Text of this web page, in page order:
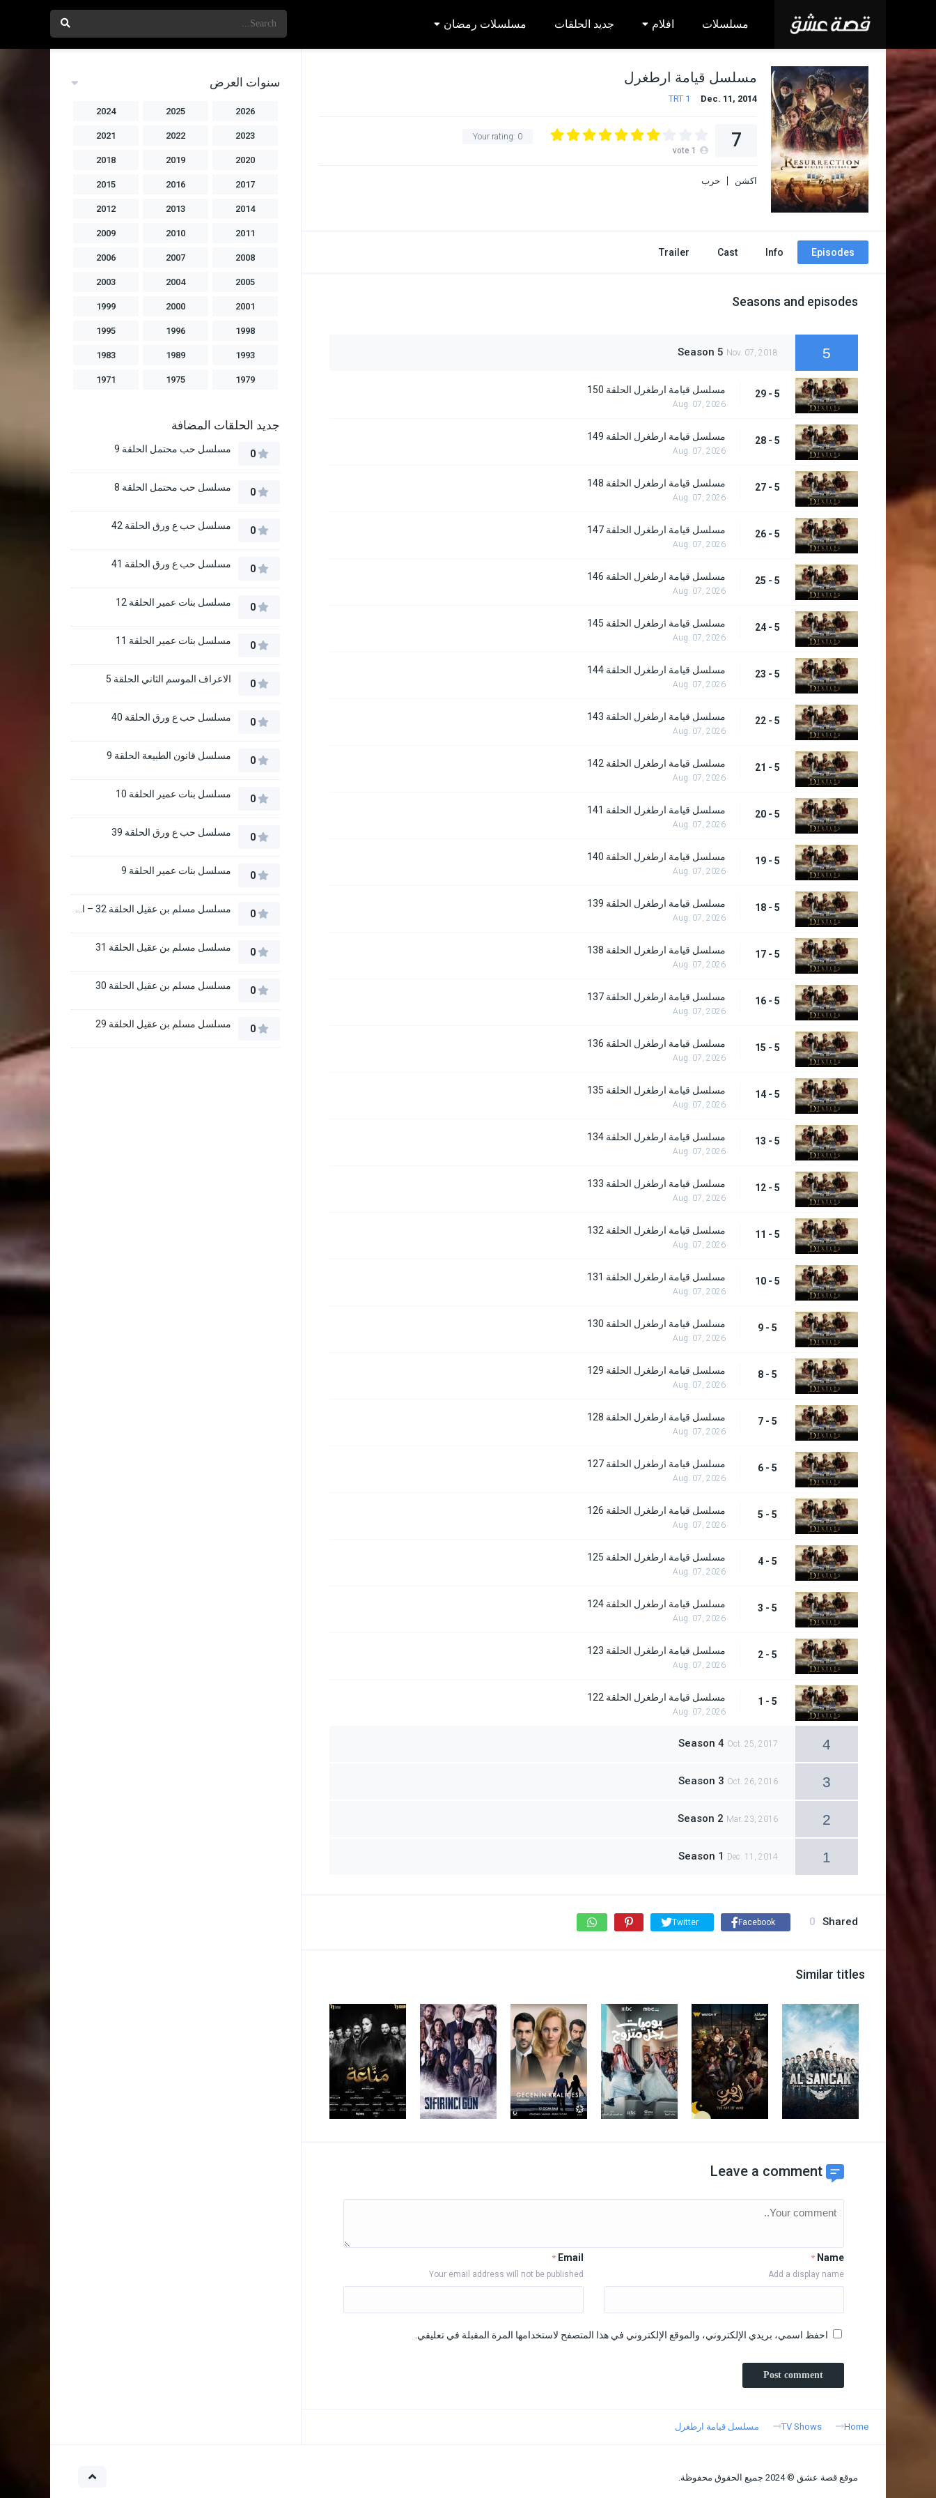
مسلسلات افلام جديد الحلقات مسلسلات رمضان
مسلسل قيامة ارطغرل
Dec. 11, 2014
TRT 1
Your rating: 0 7
1
vote
اكشن حرب
Episodes
Info
Cast
Trailer
Seasons and episodes
5
Season 5 Nov. 07, 2018
5 - 29 مسلسل قيامة ارطغرل الحلقة 150
Aug. 07, 2026
5 - 28 مسلسل قيامة ارطغرل الحلقة 149
Aug. 07, 2026
5 - 27 مسلسل قيامة ارطغرل الحلقة 148
Aug. 07, 2026
5 - 26 مسلسل قيامة ارطغرل الحلقة 147
Aug. 07, 2026
5 - 25 مسلسل قيامة ارطغرل الحلقة 146
Aug. 07, 2026
5 - 24 مسلسل قيامة ارطغرل الحلقة 145
Aug. 07, 2026
5 - 23 مسلسل قيامة ارطغرل الحلقة 144
Aug. 07, 2026
5 - 22 مسلسل قيامة ارطغرل الحلقة 143
Aug. 07, 2026
5 - 21 مسلسل قيامة ارطغرل الحلقة 142
Aug. 07, 2026
5 - 20 مسلسل قيامة ارطغرل الحلقة 141
Aug. 07, 2026
5 - 19 مسلسل قيامة ارطغرل الحلقة 140
Aug. 07, 2026
5 - 18 مسلسل قيامة ارطغرل الحلقة 139
Aug. 07, 2026
5 - 17 مسلسل قيامة ارطغرل الحلقة 138
Aug. 07, 2026
5 - 16 مسلسل قيامة ارطغرل الحلقة 137
Aug. 07, 2026
5 - 15 مسلسل قيامة ارطغرل الحلقة 136
Aug. 07, 2026
5 - 14 مسلسل قيامة ارطغرل الحلقة 135
Aug. 07, 2026
5 - 13 مسلسل قيامة ارطغرل الحلقة 134
Aug. 07, 2026
5 - 12 مسلسل قيامة ارطغرل الحلقة 133
Aug. 07, 2026
5 - 11 مسلسل قيامة ارطغرل الحلقة 132
Aug. 07, 2026
5 - 10 مسلسل قيامة ارطغرل الحلقة 131
Aug. 07, 2026
5 - 9 مسلسل قيامة ارطغرل الحلقة 130
Aug. 07, 2026
5 - 8 مسلسل قيامة ارطغرل الحلقة 129
Aug. 07, 2026
5 - 7 مسلسل قيامة ارطغرل الحلقة 128
Aug. 07, 2026
5 - 6 مسلسل قيامة ارطغرل الحلقة 127
Aug. 07, 2026
5 - 5 مسلسل قيامة ارطغرل الحلقة 126
Aug. 07, 2026
5 - 4 مسلسل قيامة ارطغرل الحلقة 125
Aug. 07, 2026
5 - 3 مسلسل قيامة ارطغرل الحلقة 124
Aug. 07, 2026
5 - 2 مسلسل قيامة ارطغرل الحلقة 123
Aug. 07, 2026
5 - 1 مسلسل قيامة ارطغرل الحلقة 122
Aug. 07, 2026
4
Season 4 Oct. 25, 2017
3
Season 3 Oct. 26, 2016
2
Season 2 Mar. 23, 2016
1
Season 1 Dec. 11, 2014
Shared
0
Facebook
Twitter
Similar titles
Leave a comment
Name
*
Add a display name
Email
*
Your email address will not be published
احفظ اسمي، بريدي الإلكتروني، والموقع الإلكتروني في هذا المتصفح لاستخدامها المرة المقبلة في تعليقي.
Home
TV Shows مسلسل قيامة ارطغرل
سنوات العرض
2026
2025
2024
2023
2022
2021
2020
2019
2018
2017
2016
2015
2014
2013
2012
2011
2010
2009
2008
2007
2006
2005
2004
2003
2001
2000
1999
1998
1996
1995
1993
1989
1983
1979
1975
1971
جديد الحلقات المضافة
0 مسلسل حب محتمل الحلقة 9
0 مسلسل حب محتمل الحلقة 8
0 مسلسل حب ع ورق الحلقة 42
0 مسلسل حب ع ورق الحلقة 41
0 مسلسل بنات عمير الحلقة 12
0 مسلسل بنات عمير الحلقة 11
0 الاعراف الموسم الثاني الحلقة 5
0 مسلسل حب ع ورق الحلقة 40
0 مسلسل قانون الطبيعة الحلقة 9
0 مسلسل بنات عمير الحلقة 10
0 مسلسل حب ع ورق الحلقة 39
0 مسلسل بنات عمير الحلقة 9
0
0 مسلسل مسلم بن عقيل الحلقة 31
0 مسلسل مسلم بن عقيل الحلقة 30
0 مسلسل مسلم بن عقيل الحلقة 29
موقع قصة عشق © 2024 جميع الحقوق محفوظة.